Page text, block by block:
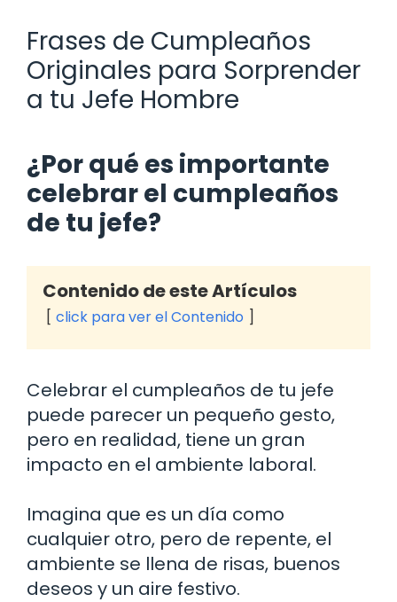
Frases de Cumpleaños
Originales para Sorprender
a tu Jefe Hombre
¿Por qué es importante
celebrar el cumpleaños
de tu jefe?
Contenido de este Artículos
click para ver el Contenido
Celebrar el cumpleaños de tu jefe
puede parecer un pequeño gesto,
pero en realidad, tiene un gran
impacto en el ambiente laboral.
Imagina que es un día como
cualquier otro, pero de repente, el
ambiente se llena de risas, buenos
deseos y un aire festivo.